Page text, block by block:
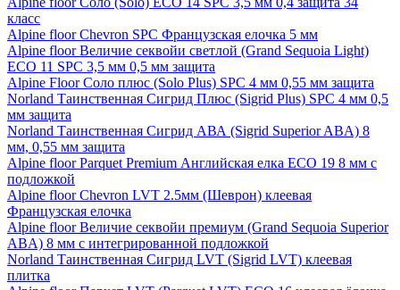
класс
Alpine floor Chevron SPC Французская елочка 5 мм
Alpine floor Величие секвойи светлой (Grand Sequoia Light)
ECO 11 SPC 3,5 мм 0,5 мм защита
Alpine Floor Соло плюс (Solo Plus) SPC 4 мм 0,55 мм защита
Norland Таинственная Сигрид Плюс (Sigrid Plus) SPC 4 мм 0,5
мм защита
Norland Таинственная Сигрид АВА (Sigrid Superior ABA) 8
мм, 0,55 мм защита
Alpine floor Parquet Premium Английская елка ECO 19 8 мм с
подложкой
Alpine floor Chevron LVT 2.5мм (Шеврон) клеевая
Французская елочка
Alpine floor Величие секвойи премиум (Grand Sequoia Superior
ABA) 8 мм с интегрированной подложкой
Norland Таинственная Сигрид LVT (Sigrid LVT) клеевая
плитка